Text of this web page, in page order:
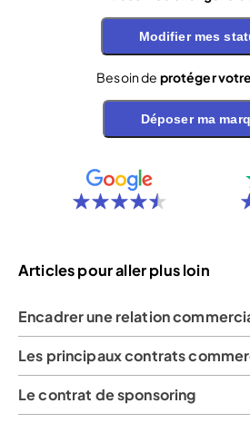
Modifier mes
Besoin de protéger
Déposer ma
Articles pour aller plus loin
Encadrer une relation
Les principaux contrats
Le contrat de sponsoring